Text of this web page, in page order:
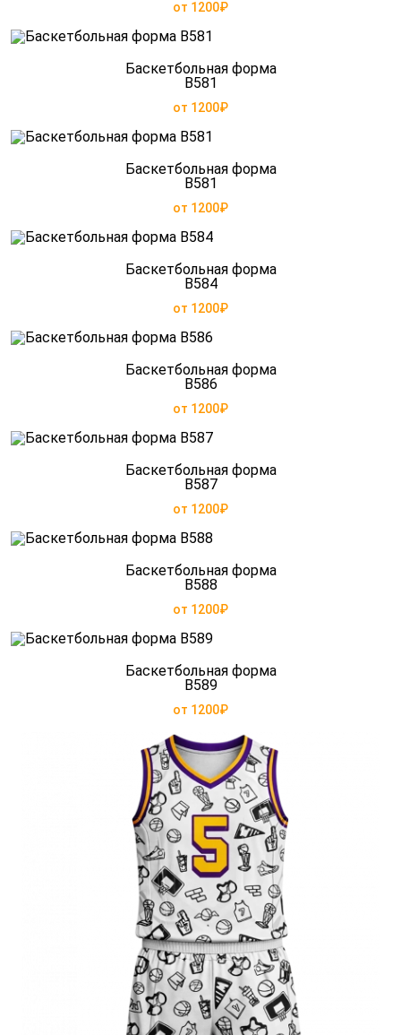
от 1200₽
Баскетбольная форма
B581
от 1200₽
Баскетбольная форма
B581
от 1200₽
Баскетбольная форма
B584
от 1200₽
Баскетбольная форма
B586
от 1200₽
Баскетбольная форма
B587
от 1200₽
Баскетбольная форма
B588
от 1200₽
Баскетбольная форма
B589
от 1200₽